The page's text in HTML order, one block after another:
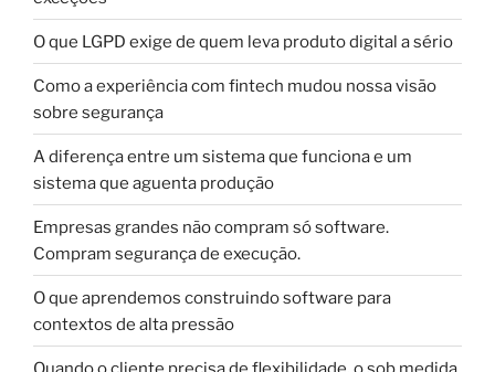
O que LGPD exige de quem leva produto digital a sério
Como a experiência com fintech mudou nossa visão
sobre segurança
A diferença entre um sistema que funciona e um
sistema que aguenta produção
Empresas grandes não compram só software.
Compram segurança de execução.
O que aprendemos construindo software para
contextos de alta pressão